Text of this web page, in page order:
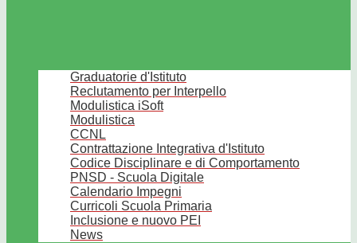
Graduatorie d'Istituto
Reclutamento per Interpello
Modulistica iSoft
Modulistica
CCNL
Contrattazione Integrativa d'Istituto
Codice Disciplinare e di Comportamento
PNSD - Scuola Digitale
Calendario Impegni
Curricoli Scuola Primaria
Inclusione e nuovo PEI
News